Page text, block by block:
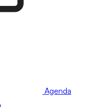
Agenda